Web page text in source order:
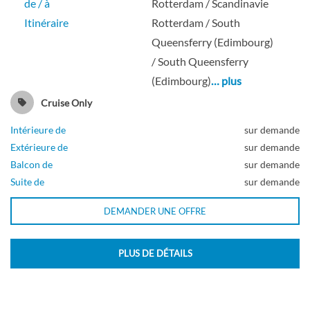
Balcon
Cabine avec Véranda
Pont Navigation
Cabine avec véranda
de / à
Rotterdam / Scandinavie
Itinéraire
Rotterdam / South
Queensferry (Edimbourg)
/ South Queensferry
(Edimbourg)… plus
Cruise Only
Intérieure de
sur demande
Extérieure de
sur demande
Balcon de
sur demande
Suite de
sur demande
DEMANDER UNE OFFRE
PLUS DE DÉTAILS